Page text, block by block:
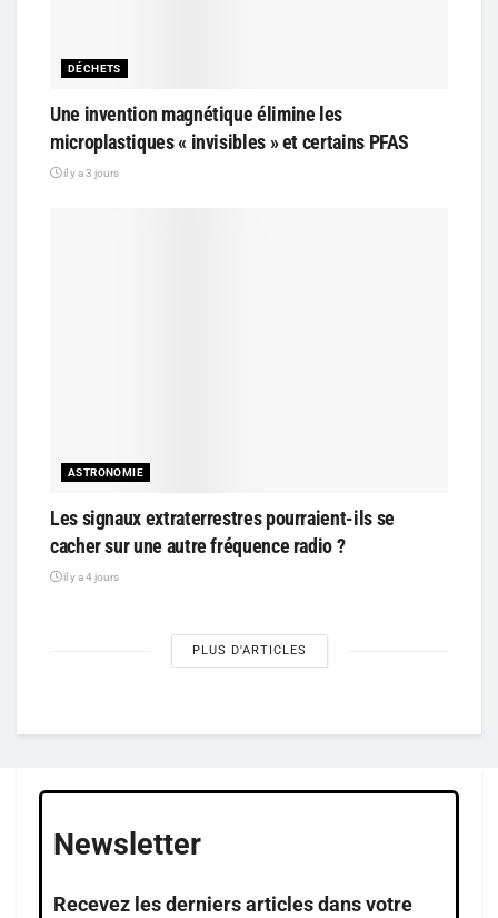
DÉCHETS
Une invention magnétique élimine les
microplastiques « invisibles » et certains PFAS
il y a 3 jours
ASTRONOMIE
Les signaux extraterrestres pourraient-ils se
cacher sur une autre fréquence radio ?
il y a 4 jours
PLUS D'ARTICLES
Newsletter
Recevez les derniers articles dans votre